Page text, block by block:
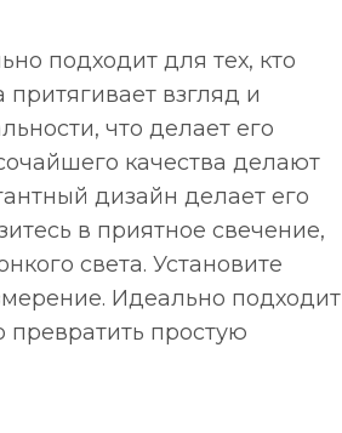
подходит для тех, кто
взгляд и
что делает его
качества делают
дизайн делает его
в приятное свечение,
света. Установите
Идеально подходит
превратить простую